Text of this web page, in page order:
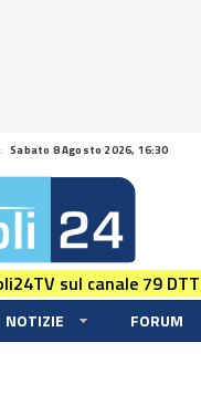
Sabato 8 Agosto 2026, 16:30
sul canale 79
NOTIZIE FORUM